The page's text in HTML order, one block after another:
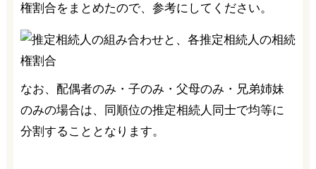
権割合をまとめたので、参考にしてください。
なお、配偶者のみ・子のみ・父母のみ・兄弟姉妹
のみの場合は、同順位の推定相続人同士で均等に
分割することとなります。